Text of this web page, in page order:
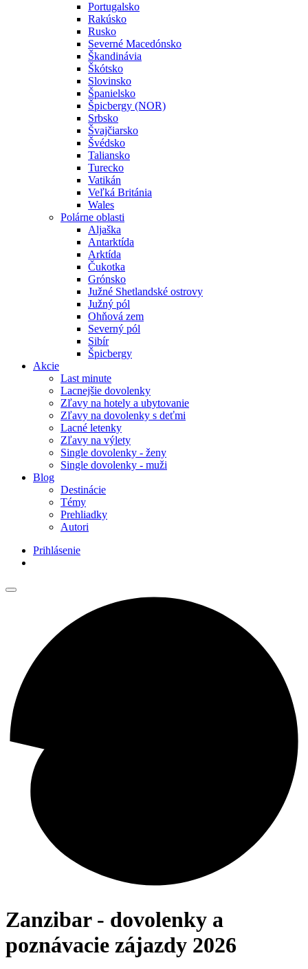
Portugalsko
Rakúsko
Rusko
Severné Macedónsko
Škandinávia
Škótsko
Slovinsko
Španielsko
Špicbergy (NOR)
Srbsko
Švajčiarsko
Švédsko
Taliansko
Turecko
Vatikán
Veľká Británia
Wales
Polárne oblasti
Aljaška
Antarktída
Arktída
Čukotka
Grónsko
Južné Shetlandské ostrovy
Južný pól
Ohňová zem
Severný pól
Sibír
Špicbergy
Akcie
Last minute
Lacnejšie dovolenky
Zľavy na hotely a ubytovanie
Zľavy na dovolenky s deťmi
Lacné letenky
Zľavy na výlety
Single dovolenky - ženy
Single dovolenky - muži
Blog
Destinácie
Témy
Prehliadky
Autori
Prihlásenie
Zanzibar - dovolenky a
poznávacie zájazdy 2026